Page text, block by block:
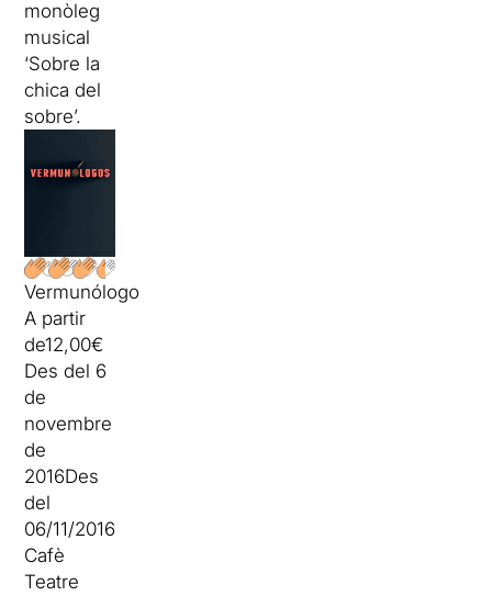
monòleg
musical
‘Sobre la
chica del
sobre’.
Vermunólogos
A partir
de12,00€
Des del 6
de
novembre
de
2016Des
del
06/11/2016
Cafè
Teatre